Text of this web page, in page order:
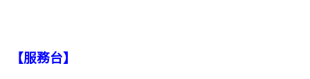
【服務台】